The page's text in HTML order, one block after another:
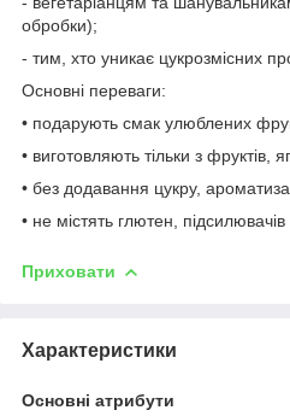
обробки);
- тим, хто уникає цукрозмісних
Основні переваги:
• подарують смак улюблених
• виготовляють тільки з фруктів,
• без додавання цукру,
• не містять глютен,
Приховати
Характеристики
Основні атрибути